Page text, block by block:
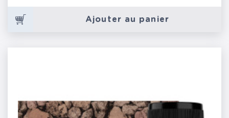
Ajouter au panier